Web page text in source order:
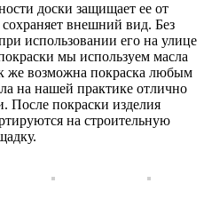
доски защищает ее от
внешний вид. Без
использовании его на улице
мы используем масла
же возможна покраска любым
на нашей практике отлично
После покраски изделия
на строительную